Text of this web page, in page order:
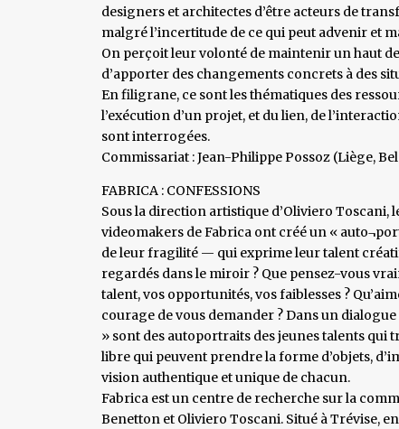
designers et architectes d’être acteurs de
malgré l’incertitude de ce qui peut advenir et
On perçoit leur volonté de maintenir un haut
d’apporter des changements concrets à des
En filigrane, ce sont les thématiques des
l’exécution d’un projet, et du lien, de
sont interrogées.
Commissariat : Jean-Philippe Possoz (Liège,
FABRICA : CONFESSIONS
Sous la direction artistique d’Oliviero
videomakers de Fabrica ont créé un «
de leur fragilité — qui exprime leur talent
regardés dans le miroir ? Que pensez-vous
talent, vos opportunités, vos faiblesses ?
courage de vous demander ? Dans un
» sont des autoportraits des jeunes talents qui
libre qui peuvent prendre la forme d’objets,
vision authentique et unique de chacun.
Fabrica est un centre de recherche sur la
Benetton et Oliviero Toscani. Situé à Trévise,